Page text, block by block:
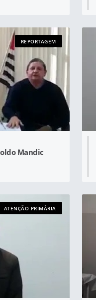
Mandic
REPORTAGEM
ATENÇÃO PRIMÁRIA